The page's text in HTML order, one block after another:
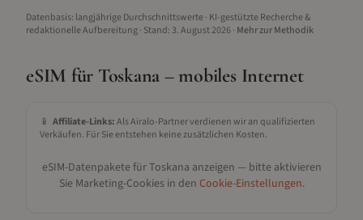
Datenbasis: langjährige Durchschnittswerte · KI-gestützte Recherche &
redaktionelle Aufbereitung· Stand: 3. August 2026· Mehr zur Methodik
eSIM für Toskana – mobiles Internet
📱 Affiliate-Links:Als Airalo-Partner verdienen wir an qualifizierten
Verkäufen. Für Sie entstehen keine zusätzlichen Kosten.
eSIM-Datenpakete fürToskana anzeigen — bitte aktivieren
Sie Marketing-Cookies in den Cookie-Einstellungen.